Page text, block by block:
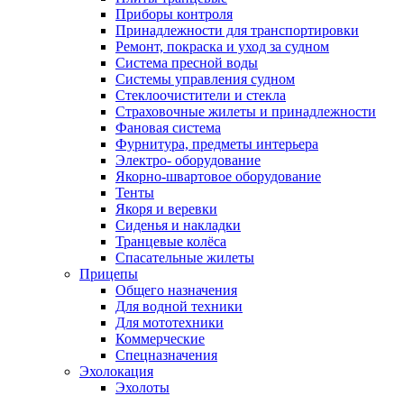
Приборы контроля
Принадлежности для транспортировки
Ремонт, покраска и уход за судном
Система пресной воды
Системы управления судном
Стеклоочистители и стекла
Страховочные жилеты и принадлежности
Фановая система
Фурнитура, предметы интерьера
Электро- оборудование
Якорно-швартовое оборудование
Тенты
Якоря и веревки
Сиденья и накладки
Транцевые колёса
Спасательные жилеты
Прицепы
Общего назначения
Для водной техники
Для мототехники
Коммерческие
Спецназначения
Эхолокация
Эхолоты